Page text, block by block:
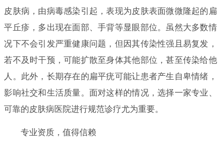
皮肤病，由病毒感染引起，表现为皮肤表面微微隆起的扁
平丘疹，多出现在面部、手背等显眼部位。虽然大多数情
况下不会引发严重健康问题，但因其传染性强且易复发，
若不及时干预，可能扩散至身体其他部位，甚至传染给他
人。此外，长期存在的扁平疣可能让患者产生自卑情绪，
影响社交和生活质量。面对这样的情况，选择一家专业、
可靠的皮肤病医院进行规范诊疗尤为重要。
专业资质，值得信赖